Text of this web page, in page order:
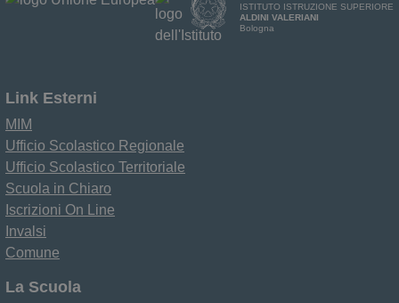
ISTITUTO ISTRUZIONE SUPERIORE
ALDINI VALERIANI
Bologna
Link Esterni
MIM
Ufficio Scolastico Regionale
Ufficio Scolastico Territoriale
Scuola in Chiaro
Iscrizioni On Line
Invalsi
Comune
La Scuola